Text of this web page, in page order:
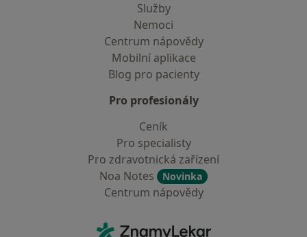
Služby
Nemoci
Centrum nápovědy
Mobilní aplikace
Blog pro pacienty
Pro profesionály
Ceník
Pro specialisty
Pro zdravotnická zařízení
Noa Notes
Novinka
Centrum nápovědy
ZnamyLekar - Hlavní stránka